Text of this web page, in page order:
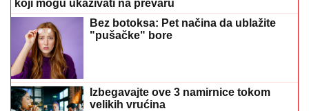
koji mogu ukazivati na prevaru
Bez botoksa: Pet načina da ublažite
"pušačke" bore
Izbegavajte ove 3 namirnice tokom
velikih vrućina